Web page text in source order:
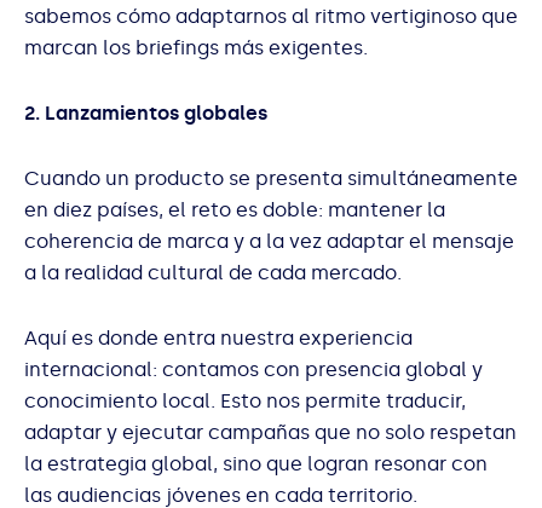
sabemos cómo adaptarnos al ritmo vertiginoso que
marcan los briefings más exigentes.
2. Lanzamientos globales
Cuando un producto se presenta simultáneamente
en diez países, el reto es doble: mantener la
coherencia de marca y a la vez adaptar el mensaje
a la realidad cultural de cada mercado.
Aquí es donde entra nuestra experiencia
internacional: contamos con presencia global y
conocimiento local. Esto nos permite traducir,
adaptar y ejecutar campañas que no solo respetan
la estrategia global, sino que logran resonar con
las audiencias jóvenes en cada territorio.